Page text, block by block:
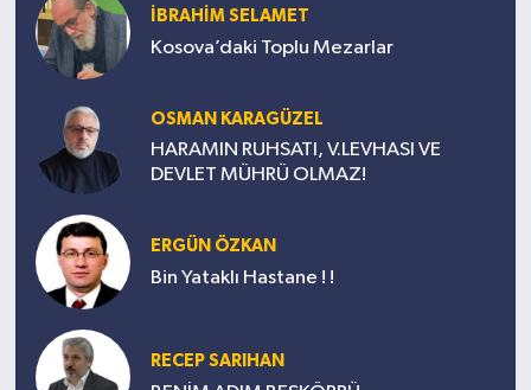
İBRAHİM SELAMET
Kosova’daki Toplu Mezarlar
OSMAN KARAGÜZEL
HARAMIN RUHSATI, V.LEVHASI VE
DEVLET MÜHRÜ OLMAZ!
ERGÜN ÖZKAN
Bin Yataklı Hastane ! !
RECEP SARIHAN